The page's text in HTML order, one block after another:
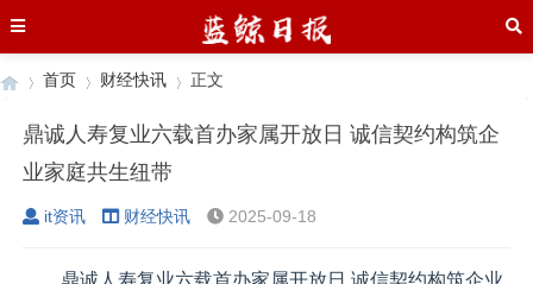
›
首页
›
财经快讯
›
正文
鼎诚人寿复业六载首办家属开放日 诚信契约构筑企
业家庭共生纽带
it资讯 财经快讯 2025-09-18
鼎诚人寿复业六载首办家属开放日 诚信契约构筑企业